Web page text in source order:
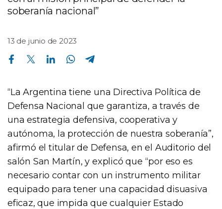
soberanía nacional”
13 de junio de 2023
Compartir en Facebook Compartir en Twitter Compartir en Linkedin Compartir en Whatsapp
“La Argentina tiene una Directiva Política de
Defensa Nacional que garantiza, a través de
una estrategia defensiva, cooperativa y
autónoma, la protección de nuestra soberanía”,
afirmó el titular de Defensa, en el Auditorio del
salón San Martín, y explicó que “por eso es
necesario contar con un instrumento militar
equipado para tener una capacidad disuasiva
eficaz, que impida que cualquier Estado